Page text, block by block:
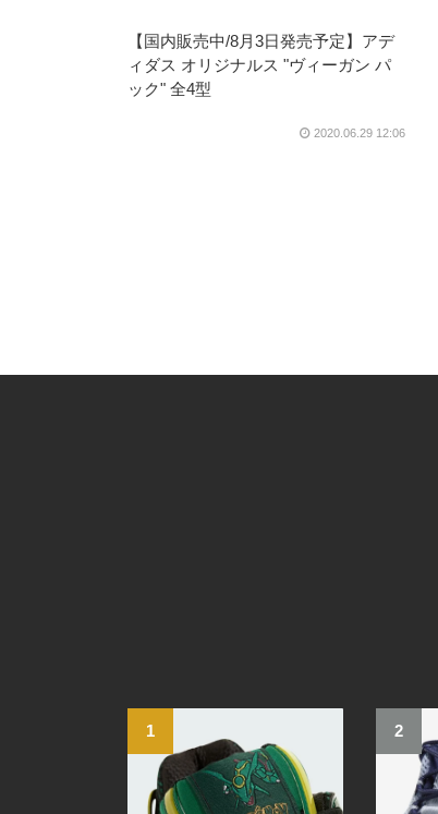
【国内販売中/8月3日発売予定】アデ
ィダス オリジナルス "ヴィーガン パ
ック" 全4型
2020.06.29 12:06
1 2